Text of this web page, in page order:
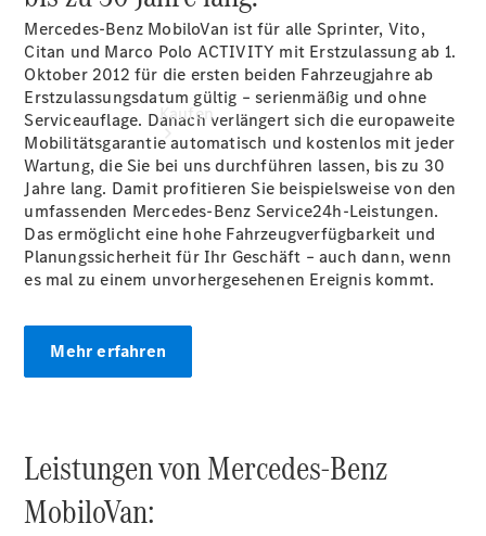
Kaufen
Übersicht
Junge
Sterne
Digitale
Mercedes-Benz MobiloVan ist für alle Sprinter, Vito,
Citan und Marco Polo ACTIVITY mit Erstzulassung ab 1.
Oktober 2012 für die ersten beiden Fahrzeugjahre ab
Erstzulassungsdatum gültig – serienmäßig und ohne
Serviceauflage. Danach verlängert sich die europaweite
Mobilitätsgarantie automatisch und kostenlos mit jeder
Wartung, die Sie bei uns durchführen lassen, bis zu 30
Jahre lang. Damit profitieren Sie beispielsweise von den
umfassenden Mercedes-Benz Service24h-Leistungen.
Das ermöglicht eine hohe Fahrzeugverfügbarkeit und
Planungssicherheit für Ihr Geschäft – auch dann, wenn
es mal zu einem unvorhergesehenen Ereignis kommt.
Mehr erfahren
Leistungen von Mercedes-Benz
MobiloVan: